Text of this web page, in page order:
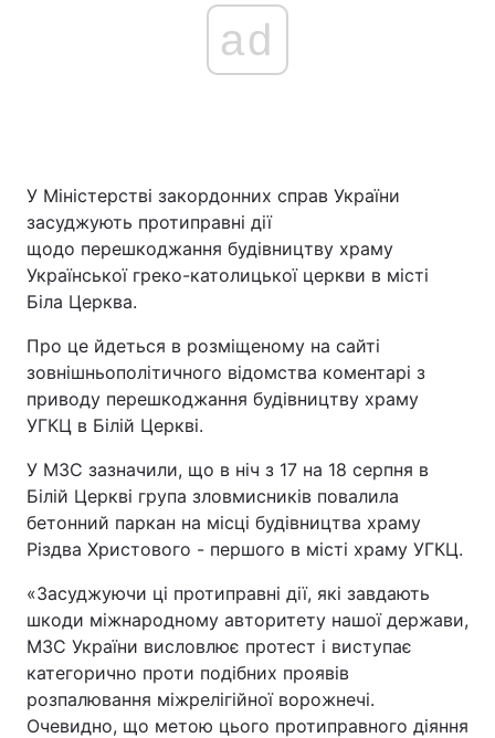
ad
У Міністерстві закордонних справ України
засуджують протиправні дії
щодо перешкоджання будівництву храму
Української греко-католицької церкви в місті
Біла Церква.
Про це йдеться в розміщеному на сайті
зовнішньополітичного відомства коментарі з
приводу перешкоджання будівництву храму
УГКЦ в Білій Церкві.
У МЗС зазначили, що в ніч з 17 на 18 серпня в
Білій Церкві група зловмисників повалила
бетонний паркан на місці будівництва храму
Різдва Христового - першого в місті храму УГКЦ.
«Засуджуючи ці протиправні дії, які завдають
шкоди міжнародному авторитету нашої держави,
МЗС України висловлює протест і виступає
категорично проти подібних проявів
розпалювання міжрелігійної ворожнечі.
Очевидно, що метою цього протиправного діяння